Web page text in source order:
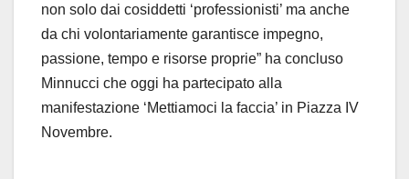
non solo dai cosiddetti ‘professionisti’ ma anche
da chi volontariamente garantisce impegno,
passione, tempo e risorse proprie” ha concluso
Minnucci che oggi ha partecipato alla
manifestazione ‘Mettiamoci la faccia’ in Piazza IV
Novembre.